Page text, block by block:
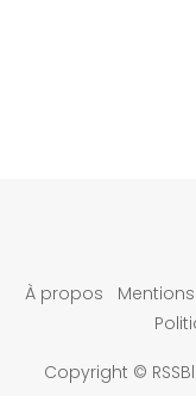
À propos
Copyright ©